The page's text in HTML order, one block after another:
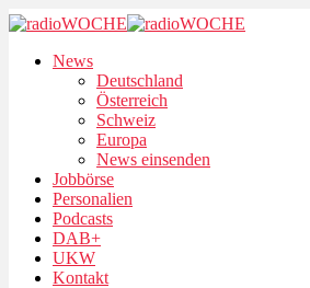
News
Deutschland
Österreich
Schweiz
Europa
News einsenden
Jobbörse
Personalien
Podcasts
DAB+
UKW
Kontakt